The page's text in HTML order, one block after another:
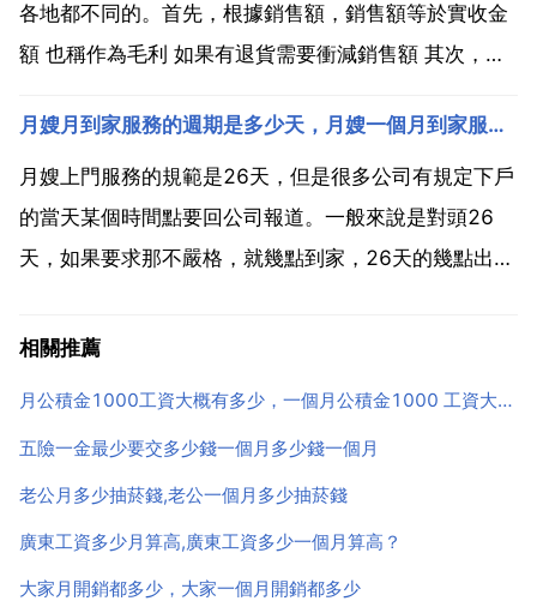
用的官...
各地都不同的。首先，根據銷售額，銷售額等於實收金
額 也稱作為毛利 如果有退貨需要衝減銷售額 其次，根
利的手機 再次，根據服務質量 來客數 退貨率 在企業服
務年限等方面計算 提成工資制 又稱 拆帳工資制 或...
月嫂月到家服務的週期是多少天，月嫂一個月到家服務的週期是多少天？
月嫂上門服務的規範是26天，但是很多公司有規定下戶
的當天某個時間點要回公司報道。一般來說是對頭26
天，如果要求那不嚴格，就幾點到家，26天的幾點出戶
沒有辦法說是真假的，畢竟人家也只是一箇中介類的 你
相關推薦
月公積金1000工資大概有多少，一個月公積金1000 工資大概有多少
五險一金最少要交多少錢一個月多少錢一個月
老公月多少抽菸錢,老公一個月多少抽菸錢
廣東工資多少月算高,廣東工資多少一個月算高？
大家月開銷都多少，大家一個月開銷都多少